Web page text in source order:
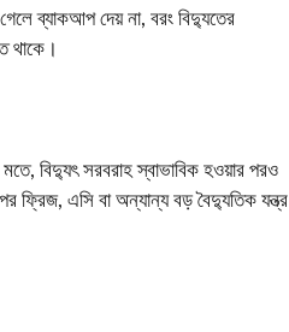
ব্যাকআপ দেয় না, বরং বিদ্যুতের
থাকে।
বিদ্যুৎ সরবরাহ স্বাভাবিক হওয়ার পরও
ফ্রিজ, এসি বা অন্যান্য বড় বৈদ্যুতিক যন্ত্র